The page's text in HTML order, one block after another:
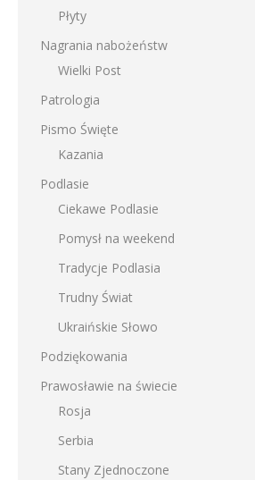
Płyty
Nagrania nabożeństw
Wielki Post
Patrologia
Pismo Święte
Kazania
Podlasie
Ciekawe Podlasie
Pomysł na weekend
Tradycje Podlasia
Trudny Świat
Ukraińskie Słowo
Podziękowania
Prawosławie na świecie
Rosja
Serbia
Stany Zjednoczone